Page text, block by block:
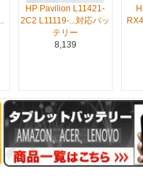
HP Pavilion L11421-
2C2 L11119-...対応バッ
テリー
8,139